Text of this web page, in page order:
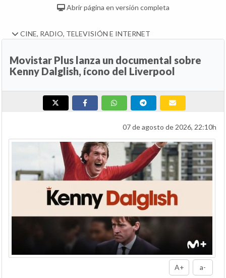
Abrir página en versión completa
CINE, RADIO, TELEVISIÓN E INTERNET
Movistar Plus lanza un documental sobre
Kenny Dalglish, ícono del Liverpool
07 de agosto de 2026, 22:10h
A+ a-